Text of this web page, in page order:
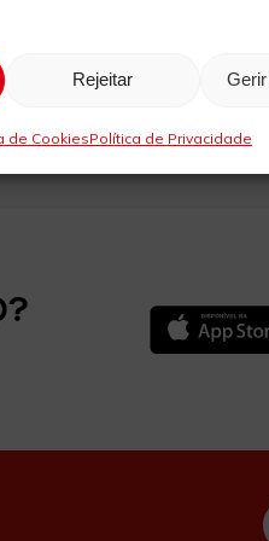
Rejeitar
de CookiesPolítica de Privacidade
MB WAY